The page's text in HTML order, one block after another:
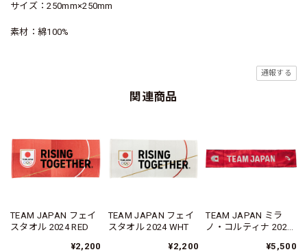
サイズ：250mm×250mm
素材：綿100%
通報する
関連商品
TEAM JAPAN フェイ
スタオル 2024 RED
¥2,200
TEAM JAPAN フェイ
スタオル 2024 WHT
¥2,200
TEAM JAPAN ミラ
ノ・コルティナ 2026
¥5,500